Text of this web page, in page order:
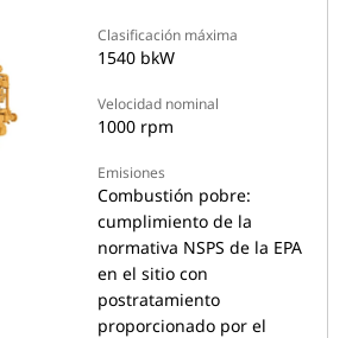
Clasificación máxima
1540 bkW
Velocidad nominal
1000 rpm
Emisiones
Combustión pobre:
cumplimiento de la
normativa NSPS de la EPA
en el sitio con
postratamiento
proporcionado por el